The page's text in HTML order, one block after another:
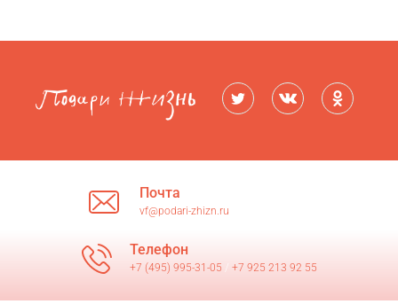
Почта
vf@podari-zhizn.ru
Телефон
+7 (495) 995-31-05 +7 925 213 92 55